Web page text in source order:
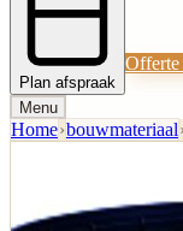
Plan afspraak
Offerte
Menu
Home›bouwmateriaal